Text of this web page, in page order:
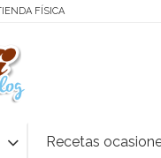
FÍSICA
Recetas